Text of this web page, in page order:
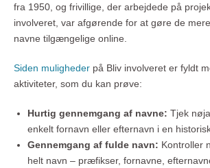
fra 1950, og frivillige, der arbejdede på
involveret, var afgørende for at gøre de
navne tilgængelige online.
Siden muligheder på Bliv involveret er fyldt
aktiviteter, som du kan prøve:
Hurtig gennemgang af navne: Tjek
enkelt fornavn eller efternavn i en
Gennemgang af fulde navn: Kontroller
helt navn – præfikser, fornavne,